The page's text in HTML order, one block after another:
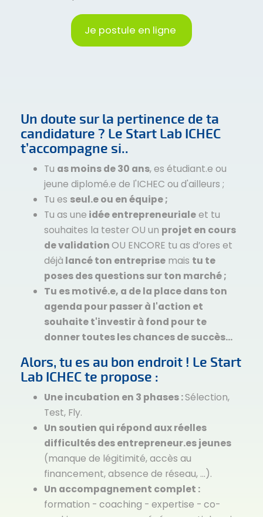
Je postule en ligne
Un doute sur la pertinence de ta
candidature ? Le Start Lab ICHEC
t’accompagne si..
Tu as moins de 30 ans, es étudiant.e ou
jeune diplomé.e de l'ICHEC ou d'ailleurs ;
Tu es seul.e ou en équipe ;
Tu as une idée entrepreneurialeet tu
souhaites la tester OU un projet en cours
de validationOU ENCORE tu as d’ores et
déjà lancé ton entreprise mais tu te
poses des questions sur ton marché ;
Tu es motivé.e, a de la place dans ton
agenda pour passer à l'action et
souhaite t'investir à fond pour te
donner toutes les chances de succès...
Alors, tu es au bon endroit ! Le Start
Lab ICHEC te propose :
Une incubation en 3 phases :Sélection,
Test, Fly.
Un soutien qui répond aux réelles
difficultés des entrepreneur.es jeunes
(manque de légitimité, accès au
financement, absence de réseau, ...).
Un accompagnement complet :
formation - coaching - expertise - co-